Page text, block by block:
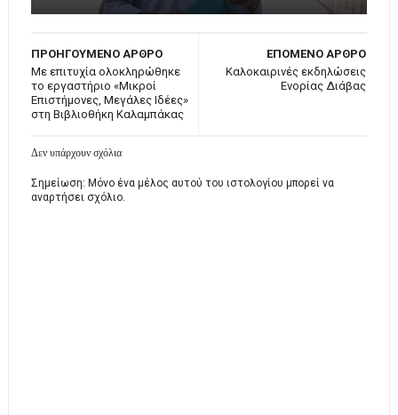
ΕΠΟΜΕΝΟ ΑΡΘΡΟ
Καλοκαιρινές εκδηλώσεις
Ενορίας Διάβας
ΠΡΟΗΓΟΥΜΕΝΟ ΑΡΘΡΟ
Με επιτυχία ολοκληρώθηκε
το εργαστήριο «Μικροί
Επιστήμονες, Μεγάλες Ιδέες»
στη Βιβλιοθήκη Καλαμπάκας
Δεν υπάρχουν σχόλια
Σημείωση: Μόνο ένα μέλος αυτού του ιστολογίου μπορεί να
αναρτήσει σχόλιο.